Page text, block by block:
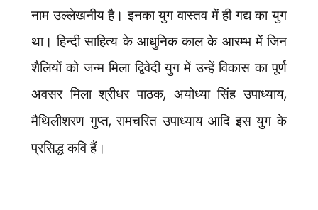
नाम उल्लेखनीय है। इनका युग वास्तव में ही गद्य का युग
था। हिन्दी साहित्य के आधुनिक काल के आरम्भ में जिन
शैलियों को जन्म मिला द्विवेदी युग में उन्हें विकास का पूर्ण
अवसर मिला श्रीधर पाठक, अयोध्या सिंह उपाध्याय,
मैथिलीशरण गुप्त,रामचरित उपाध्याय आदि इस युग के
प्रसिद्ध कवि हैं।